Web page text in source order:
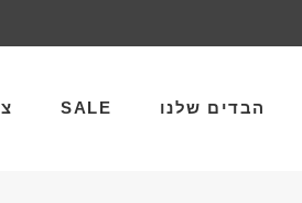
הבדים שלנו SALE